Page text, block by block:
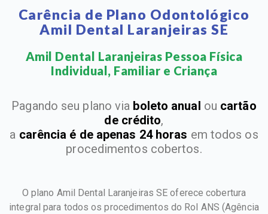
Carência de Plano Odontológico
Amil Dental Laranjeiras SE
Amil Dental Laranjeiras Pessoa Física
Individual, Familiar e Criança​
Pagando seu plano via boleto anual ou cartão
de crédito,
a carência é de apenas 24 horas em todos os
procedimentos cobertos.
O plano Amil Dental Laranjeiras SE oferece cobertura
integral para todos os procedimentos do Rol ANS (Agência